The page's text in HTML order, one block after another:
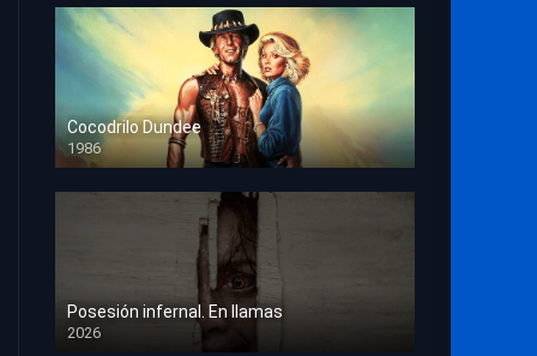
Cocodrilo Dundee
1986
HD 1080p
Posesión infernal. En llamas
2026
HD 1080p